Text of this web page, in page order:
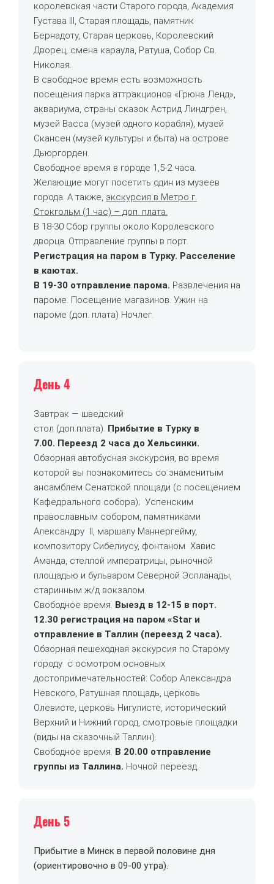
королевская части Старого города, Академия
Густава III, Старая площадь, памятник
Бернадоту, Старая церковь, Королевский
Дворец, смена караула, Ратуша, Собор Св.
Николая.
В свободное время есть возможность
посещения парка аттракционов «Грюна Ленд»,
аквариума, страны сказок Астрид Линдгрен,
музей Васса (музей одного корабля), музей
Скансен (музей культуры и быта) на острове
Дьюргорден.
Свободное время в городе 1,5-2 часа.
Желающие могут посетить один из музеев
города. А также, экскурсия в Метро г.
Стокгольм (1 час) – доп. плата.
В 18-30 Сбор группы около Королевского
дворца. Отправление группы в порт.
Регистрация на паром в Турку. Расселение
в каютах.
В 19-30 отправление парома. Развлечения на
пароме. Посещение магазинов. Ужин на
пароме (доп. плата) Ночлег.
День 4
Завтрак — шведский
стол (доп.плата). Прибытие в Турку в
7.00. Переезд 2 часа до Хельсинки.
Обзорная автобусная экскурсия, во время
которой вы познакомитесь со знаменитым
ансамблем Сенатской площади (с посещением
Кафедрального собора); Успенским
православным собором, памятниками
Александру II, маршалу Маннергейму,
композитору Сибелиусу, фонтаном Хавис
Аманда, стеллой императрицы, рыночной
площадью и бульваром Северной Эспланады,
старинным ж/д вокзалом.
Свободное время. Выезд в 12-15 в порт.
12.30 регистрация на паром «Star и
отправление в Таллин (переезд 2 часа).
Обзорная пешеходная экскурсия по Старому
городу с осмотром основных
достопримечательностей: Собор Александра
Невского, Ратушная площадь, церковь
Олевисте, церковь Нигулисте, исторический
Верхний и Нижний город, смотровые площадки
(виды на сказочный Таллин).
Свободное время. В 20.00 отправление
группы из Таллина. Ночной переезд.
День 5
Прибытие в Минск в первой половине дня
(ориентировочно в 09-00 утра).